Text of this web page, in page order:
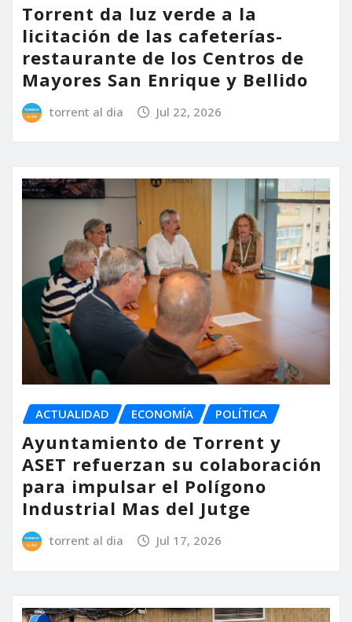
Torrent da luz verde a la
licitación de las cafeterías-
restaurante de los Centros de
Mayores San Enrique y Bellido
torrent al dia Jul 22, 2026
ACTUALIDAD ECONOMÍA POLÍTICA
Ayuntamiento de Torrent y
ASET refuerzan su colaboración
para impulsar el Polígono
Industrial Mas del Jutge
torrent al dia Jul 17, 2026